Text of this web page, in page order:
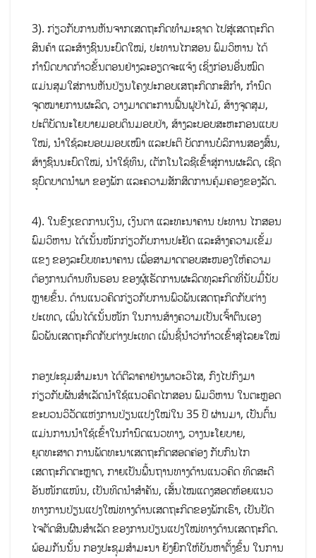
3). ກ່ຽວກັບການຫັນຈາກເສດຖະກິດທຳມະຊາດ ໄປສູ່ເສດຖະກິດ
ສິນຄ້າ ແລະສ້າງຊົນນະບົດໃໝ່, ປະທານໄກສອນ ພົມວິຫານ ໄດ້
ກຳນົດບາດກ້າວຂັ້ນຕອນຢ່າງລະອຽດຈະແຈ້ງ ເຊິ່ງກ່ອນອື່ນໝົດ
ແມ່ນສຸມໃສ່ການຫັນປ່ຽນໂຄງປະກອບເສຖະກິດກະສິກຳ, ກໍານົດ
ຈຸດໝາຍການຜະລິດ, ວາງມາດຕະການຟື້ນຟູປ່າໄມ້, ສ້າງຈຸດສຸມ,
ປະຕິບັດນະໂຍບາຍມອບດິນມອບປ່າ, ສ້າງລະບອບສະຫະກອນແບບ
ໃໝ່, ນໍາໃຊ້ລະບອບມອບເໝົາ ແລະປະຕິ ບັດການບໍລິການສອງສົ້ນ,
ສ້າງຊົນນະບົດໃໝ່, ນໍາໃຊ້ທຶນ, ເຕັກໂນໂລຊີເຂົ້າສູ່ການຜະລິດ, ເຊີດ
ຊູບົດບາດນໍາພາ ຂອງພັກ ແລະຄວາມສັກສິດການຄຸ້ມຄອງຂອງລັດ.
4). ໃນຂົງເຂດການເງິນ, ເງິນຕາ ແລະທະນາຄານ ປະທານ ໄກສອນ
ພົມວິຫານ ໄດ້ເນັ້ນໜັກກ່ຽວກັບການປະຢັດ ແລະສ້າງຄວາມເຂັ້ມ
ແຂງ ຂອງລະບົບທະນາຄານ ເພື່ອສາມາດຕອບສະໜອງໃຫ້ຄວາມ
ຕ້ອງການດ້ານທຶນຮອນ ຂອງຜູ້ເຮັດການຜະລິດທຸລະກິດທີ່ນັບມື້ນັບ
ຫຼາຍຂຶ້ນ. ດ້ານແນວຄິດກ່ຽວກັບການພົວພັນເສດຖະກິດກັບຕ່າງ
ປະເທດ, ເພີ່ນໄດ້ເນັ້ນໜັກ ໃນການສ້າງຄວາມເປັນເຈົ້າຕົນເອງ
ພົວພັນເສດຖະກິດກັບຕ່າງປະເທດ ເພີ່ນຊີ້ນຳວ່າກ້າວເຂົ້າສູ່ໄລຍະໃໝ່
ກອງປະຊຸມສຳມະນາ ໄດ້ຕີລາຄາຢ່າງພາວະວິໄສ, ກົງໄປກົງມາ
ກ່ຽວກັບຜັນສຳເລັດນຳໃຊ້ແນວຄິດໄກສອນ ພົມວິຫານ ໃນຕະຫຼອດ
ຂະບວນວິວັດແຫ່ງການປ່ຽນແປງໃໝ່ໃນ 35 ປີ ຜ່ານມາ, ເປັນຕົ້ນ
ແມ່ນການນຳໃຊ້ເຂົ້າໃນກຳນົດແນວທາງ, ວາງນະໂຍບາຍ,
ຍຸດທະສາດ ການພັດທະນາເສດຖະກິດສອດຄ່ອງ ກັບກົນໄກ
ເສດຖະກິດຕະຫຼາດ, ກາຍເປັນພື້ນຖານທາງດ້ານແນວຄິດ ທິດສະດີ
ອັນໜັກແໜ້ນ, ເປັນທິດນຳສຳຄັນ,​ ເສັ້ນໄໝແດງສອດຫ້ອຍແນວ
ທາງການປ່ຽນແປງໃໝ່ທາງດ້ານເສດຖະກິດຂອງພັກເຮົາ, ເປັນປັດ
ໄຈຕັດສິນຜົນສຳເລັດ ຂອງການປ່ຽນແປງໃໝ່ທາງດ້ານເສດຖະກິດ.
ພ້ອມກັນນັ້ນ ກອງປະຊຸມສຳມະນາ ຍັງຍົກໃຫ້ບັນຫາຕັ້ງຂຶ້ນ ໃນການ